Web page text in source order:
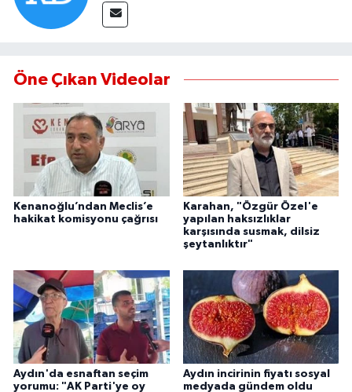
Öne Çıkan Videolar
Kenanoğlu’ndan Meclis’e
hakikat komisyonu çağrısı
Karahan, "Özgür Özel'e
yapılan haksızlıklar
karşısında susmak, dilsiz
şeytanlıktır"
Aydın'da esnaftan seçim
yorumu: "AK Parti'ye oy
Aydın incirinin fiyatı sosyal
medyada gündem oldu
SPOR
YAŞAM
YEREL
AFYON
AFYONKARAHİSAR
AYDIN
DENİZLİ
İZMİR
KÜTAHYA